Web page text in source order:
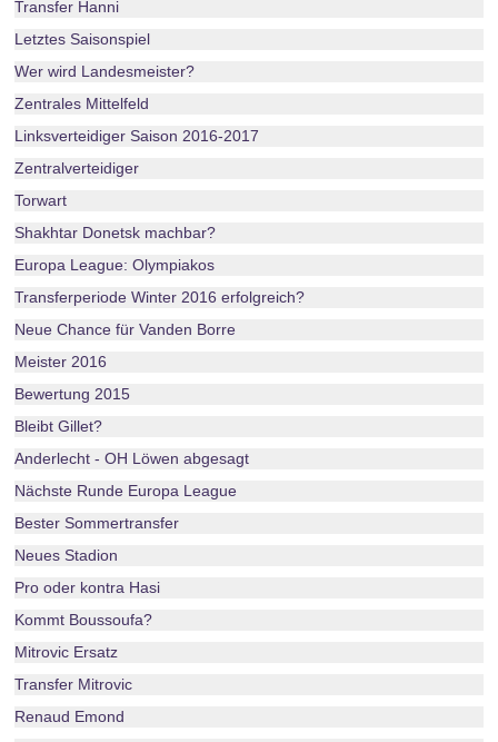
Transfer Hanni
Letztes Saisonspiel
Wer wird Landesmeister?
Zentrales Mittelfeld
Linksverteidiger Saison 2016-2017
Zentralverteidiger
Torwart
Shakhtar Donetsk machbar?
Europa League: Olympiakos
Transferperiode Winter 2016 erfolgreich?
Neue Chance für Vanden Borre
Meister 2016
Bewertung 2015
Bleibt Gillet?
Anderlecht - OH Löwen abgesagt
Nächste Runde Europa League
Bester Sommertransfer
Neues Stadion
Pro oder kontra Hasi
Kommt Boussoufa?
Mitrovic Ersatz
Transfer Mitrovic
Renaud Emond